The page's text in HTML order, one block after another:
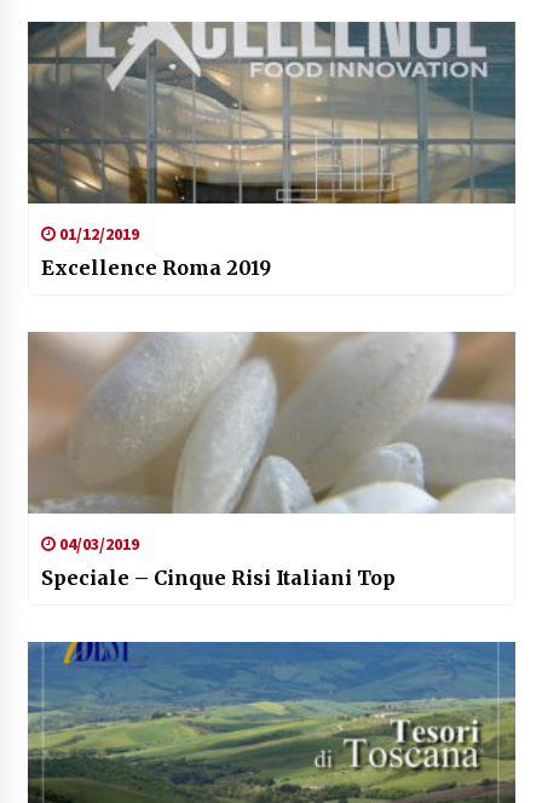
01/12/2019
Excellence Roma 2019
04/03/2019
Speciale – Cinque Risi Italiani Top